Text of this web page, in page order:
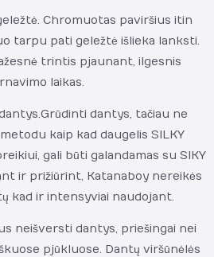
Chromuotas paviršius itin
tarpu pati geležtė išlieka lanksti.
trintis pjaunant, ilgesnis
laikas.
Grūdinti dantys, tačiau ne
kaip kad daugelis SILKY
gali būti galandamas su SIKY
ir prižiūrint, Katanaboy nereikės
kad ir intensyviai naudojant.
neišversti dantys, priešingai nei
pjūkluose. Dantų viršūnėlės